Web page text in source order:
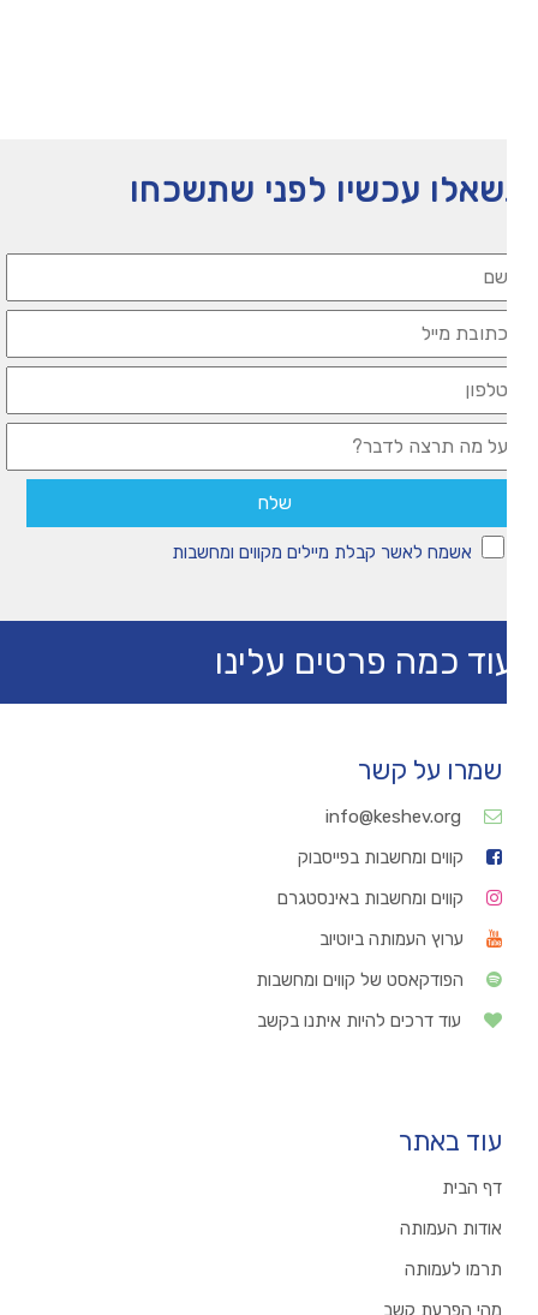
עכשיו לפני שתשכחו
אשמח לאשר קבלת מיילים מקווים ומחשבות
כמה פרטים עלינו
שמרו על קשר
info@keshev.org
קווים ומחשבות בפייסבוק
קווים ומחשבות באינסטגרם
ערוץ העמותה ביוטיוב
הפודקאסט של קווים ומחשבות
עוד דרכים להיות איתנו בקשב
עוד באתר
דף הבית
אודות העמותה
תרמו לעמותה
מהי הפרעת קשב